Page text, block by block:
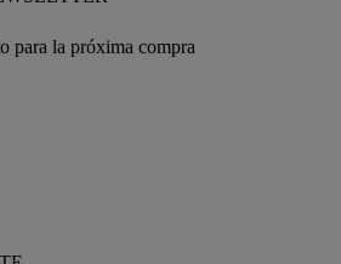
para la próxima compra